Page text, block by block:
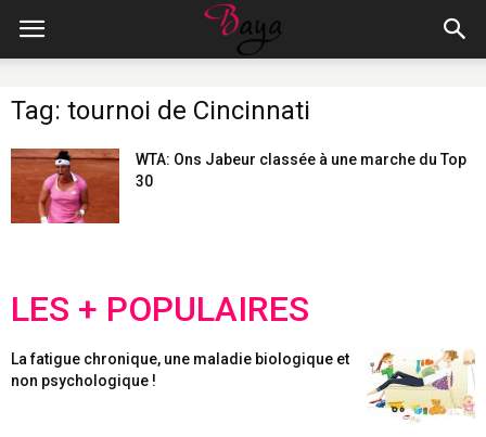
Tag: tournoi de Cincinnati
WTA: Ons Jabeur classée à une marche du Top
30
LES + POPULAIRES
La fatigue chronique, une maladie biologique et
non psychologique !